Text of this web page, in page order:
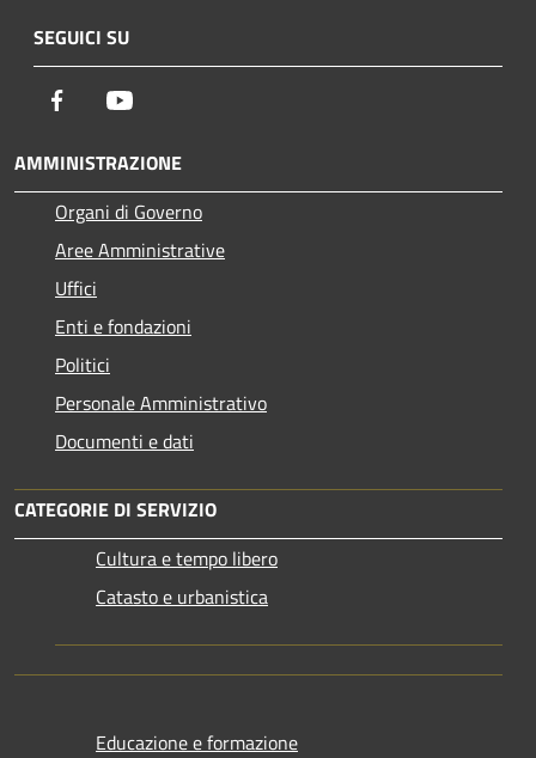
SEGUICI SU
Facebook
AMMINISTRAZIONE
Organi di Governo
Aree Amministrative
Uffici
Enti e fondazioni
Politici
Personale Amministrativo
Documenti e dati
CATEGORIE DI SERVIZIO
Cultura e tempo libero
Catasto e urbanistica
Educazione e formazione